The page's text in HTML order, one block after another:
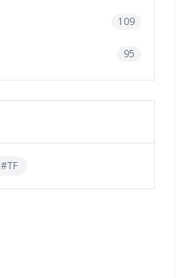
109
95
#TF